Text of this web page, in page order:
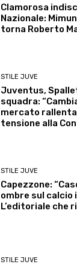
Clamorosa
Nazionale:
torna Roberto
STILE JUVE
Juventus,
squadra:
mercato
tensione alla
STILE JUVE
Capezzone:
ombre sul calcio
L’editoriale che
STILE JUVE